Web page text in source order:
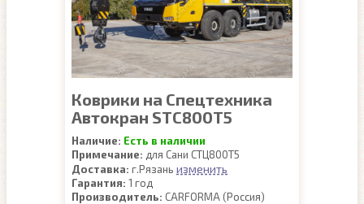
Коврики на Спецтехника
Автокран STC800T5
Наличие: Есть в наличии
Примечание: для Сани СТЦ800Т5
Доставка: г.Рязань изменить
Гарантия: 1 год
Производитель: CARFORMA (Россия)